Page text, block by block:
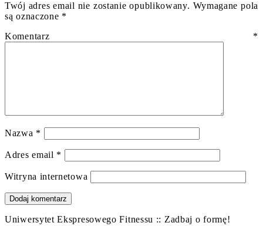
Twój adres email nie zostanie opublikowany. Wymagane pola
są oznaczone *
Komentarz *
Nazwa *
Adres email *
Witryna internetowa
Uniwersytet Ekspresowego Fitnessu :: Zadbaj o formę!